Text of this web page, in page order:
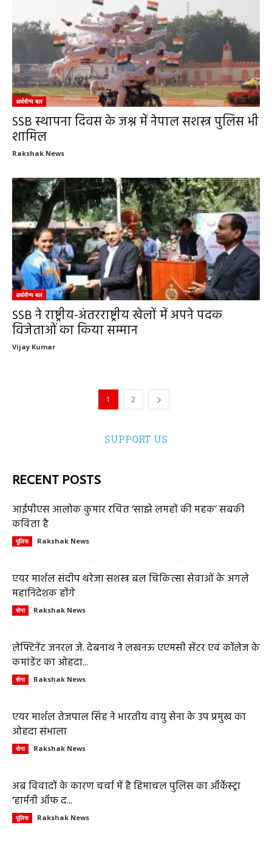
अर्धसैन्य बल
SSB स्थापना दिवस के जश्न में नेपाल सशस्त्र पुलिस भी
शामिल
Rakshak News
अर्धसैन्य बल
SSB ने राष्ट्रीय-अंतरराष्ट्रीय खेलों में अपने पदक
विजेताओं का किया सम्मान
Vijay Kumar
1 2
SUPPORT US
RECENT POSTS
आईपीएस आलोक कुमार रचित ‘साझे लमहों की महक’ सबकी
कविता है
पुलिस Rakshak News
एयर मार्शल संदीप थरेजा सशस्त्र बल चिकित्सा सेवाओं के अगले
महानिदेशक होंगे
सेना Rakshak News
लेफ्टिनेंट जनरल जे. देबनाथ ने लखनऊ एएमसी सेंटर एवं कॉलेज के
कमांडेंट का ओहदा...
सेना Rakshak News
एयर मार्शल तेजपाल सिंह ने भारतीय वायु सेना के उप प्रमुख का
ओहदा संभाला
सेना Rakshak News
अब विवादों के कारण चर्चा में है हिमाचल पुलिस का ऑर्केस्ट्रा
‘हार्मनी ऑफ द...
पुलिस Rakshak News